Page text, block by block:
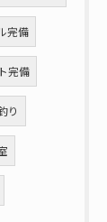
完備
完備
り